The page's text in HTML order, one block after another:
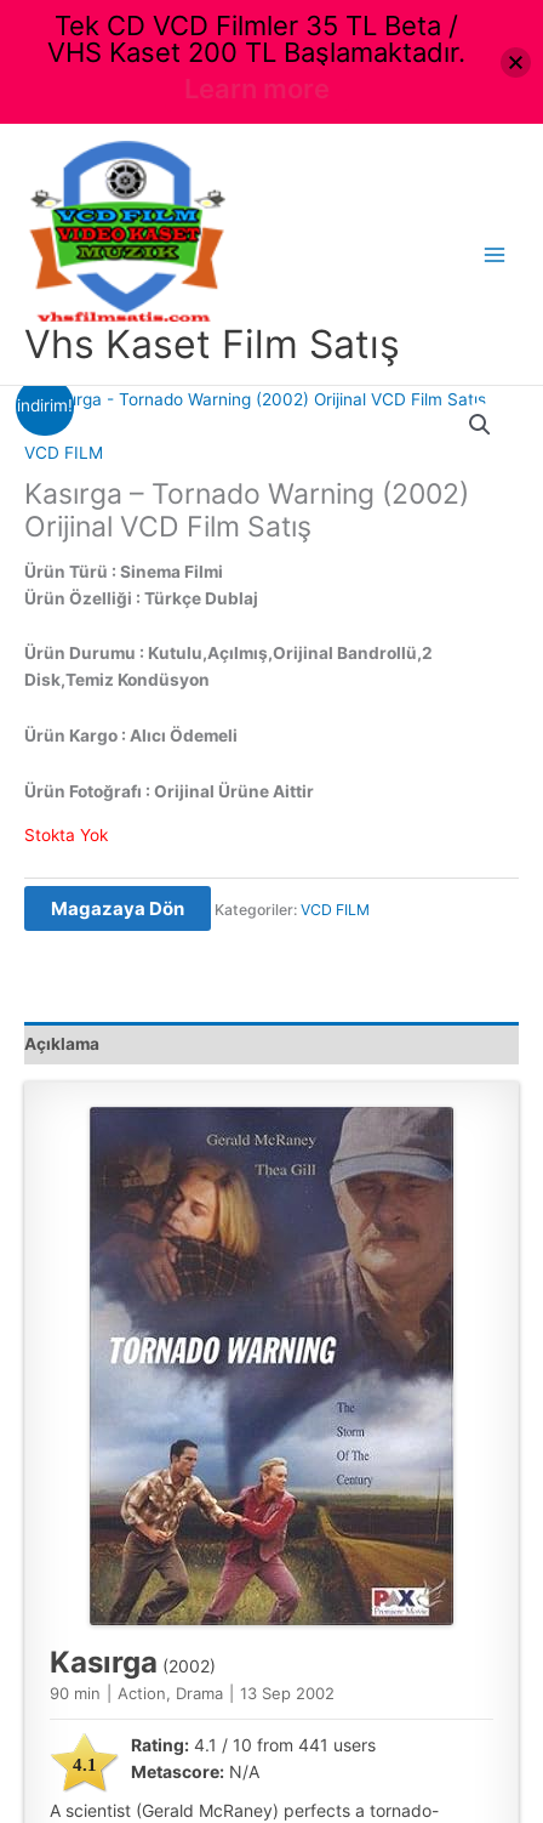
Vhs Kaset Film Satış
indirim!
VCD FILM
Kasırga – Tornado Warning (2002)
Orijinal VCD Film Satış
Ürün Türü : Sinema Filmi
Ürün Özelliği : Türkçe Dublaj
Ürün Durumu : Kutulu,Açılmış,Orijinal Bandrollü,2
Disk,Temiz Kondüsyon
Ürün Kargo : Alıcı Ödemeli
Ürün Fotoğrafı : Orijinal Ürüne Aittir
Stokta Yok
Magazaya Dön Kategoriler: VCD FILM
Açıklama
Kasırga (2002)
90 min Action, Drama 13 Sep 2002
4.1
Rating: 4.1 / 10 from 441 users
Metascore: N/A
A scientist (Gerald McRaney) perfects a tornado-
Tek CD VCD Filmler 35 TL Beta /
VHS Kaset 200 TL Başlamaktadır.
Learn more